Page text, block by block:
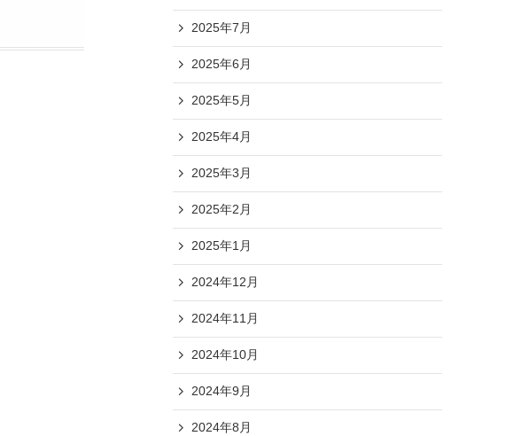
2025年7月
2025年6月
2025年5月
2025年4月
2025年3月
2025年2月
2025年1月
2024年12月
2024年11月
2024年10月
2024年9月
2024年8月